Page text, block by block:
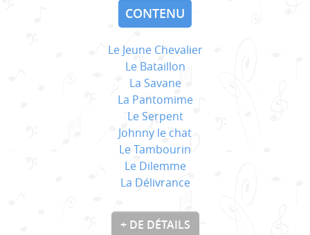
CONTENU
Le Jeune Chevalier
Le Bataillon
La Savane
La Pantomime
Le Serpent
Johnny le chat
Le Tambourin
Le Dilemme
La Délivrance
+ DE DÉTAILS